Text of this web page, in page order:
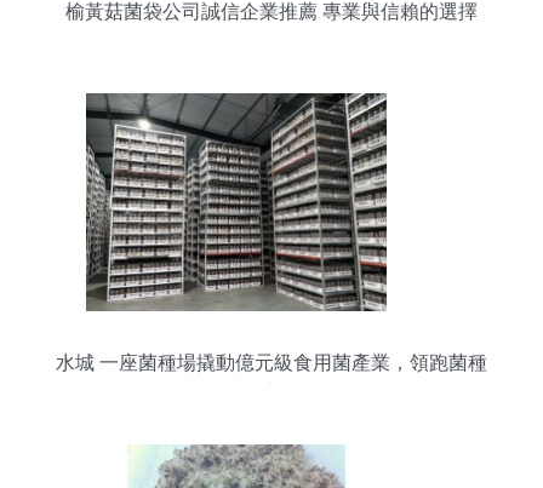
榆黃菇菌袋公司誠信企業推薦 專業與信賴的選擇
水城 一座菌種場撬動億元級食用菌產業，領跑菌種